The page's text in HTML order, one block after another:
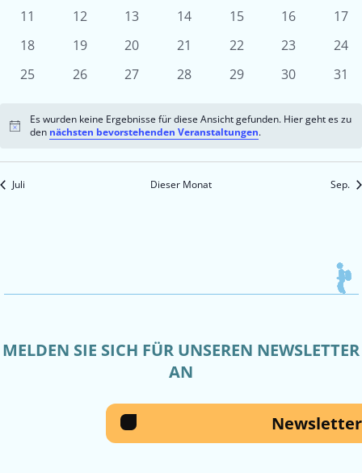
0
11
0
12
0
13
0
14
0
15
0
16
0
17
0
18
0
19
0
20
0
21
0
22
0
23
0
24
0
25
0
26
0
27
0
28
0
29
0
30
0
31
Hinweis
Es wurden keine Ergebnisse für diese Ansicht gefunden. Hier geht es zu
den nächsten bevorstehenden Veranstaltungen.
Juli Dieser Monat Sep.
MELDEN SIE SICH FÜR UNSEREN NEWSLETTER
AN
Newsletter